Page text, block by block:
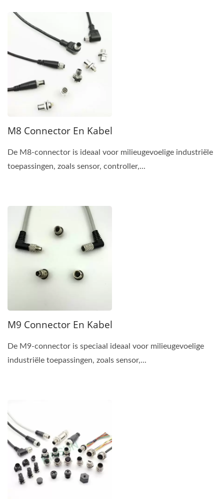
M8 Connector En Kabel
De M8-connector is ideaal voor milieugevoelige industriële
toepassingen, zoals sensor, controller,...
M9 Connector En Kabel
De M9-connector is speciaal ideaal voor milieugevoelige
industriële toepassingen, zoals sensor,...